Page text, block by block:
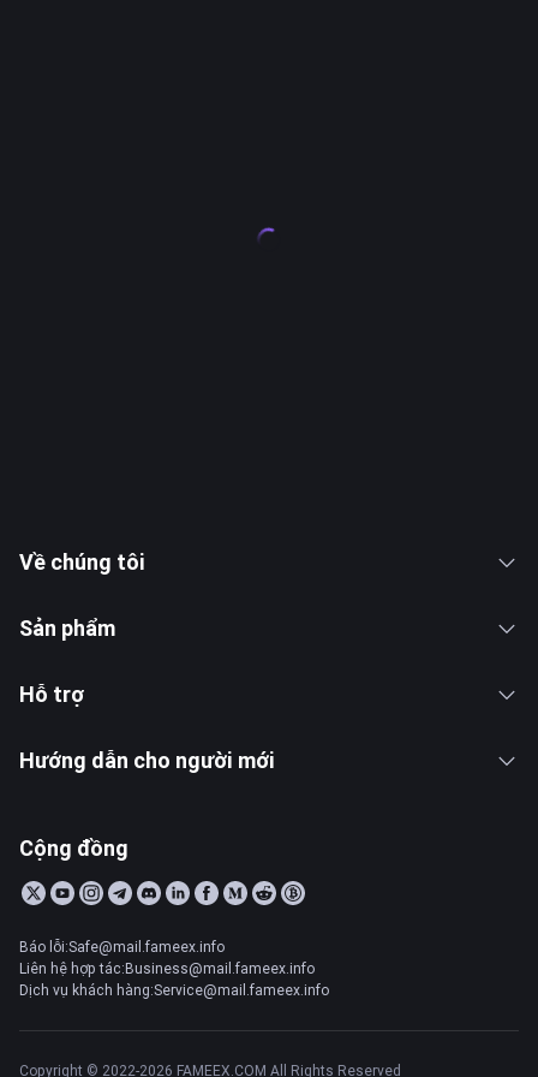
Về chúng tôi
Sản phẩm
Hỗ trợ
Hướng dẫn cho người mới
Cộng đồng
Báo lỗi:Safe@mail.fameex.info
Liên hệ hợp tác:Business@mail.fameex.info
Dịch vụ khách hàng:Service@mail.fameex.info
Copyright © 2022-2026 FAMEEX.COM All Rights Reserved